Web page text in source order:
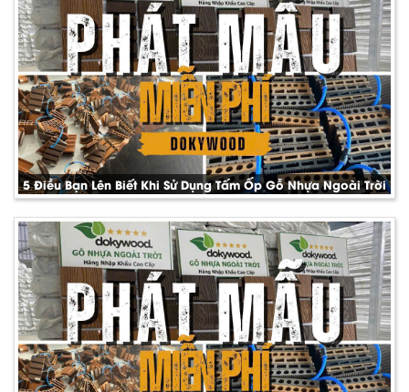
5 Điều Bạn Lên Biết Khi Sử Dụng Tấm Ốp Gỗ Nhựa Ngoài Trời